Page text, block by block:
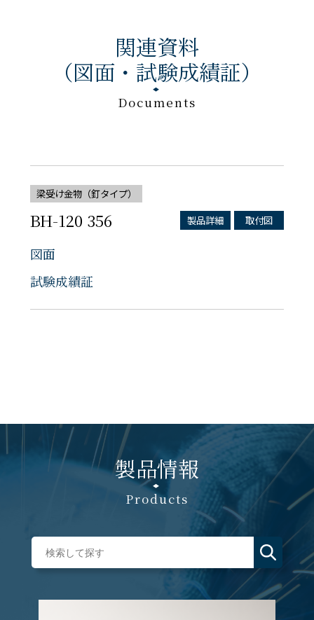
関連資料
（図面・試験成績証）
Documents
梁受け金物（釘タイプ）
BH-120 356 製品詳細 取付図
図面
試験成績証
製品情報
Products